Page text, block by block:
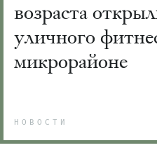
возраста
уличного
микрорайоне
НОВОСТИ